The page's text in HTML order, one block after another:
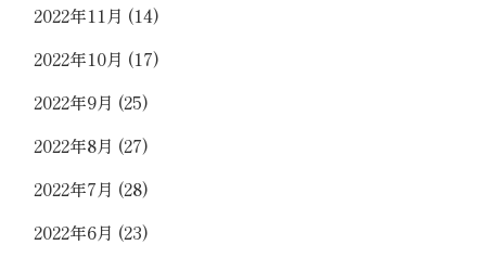
2022年11月 (14)
2022年10月 (17)
2022年9月 (25)
2022年8月 (27)
2022年7月 (28)
2022年6月 (23)